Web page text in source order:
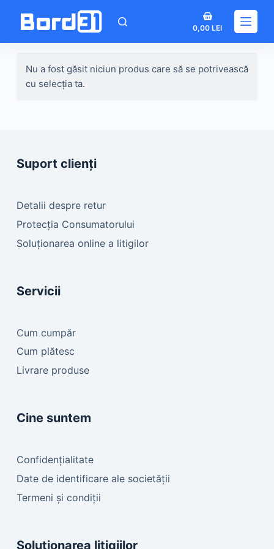
Coș
de
0,00LEI
Nu a fost găsit niciun produs care să se potrivească
cu selecția ta.
Suport clienți
Detalii despre retur
Protecția Consumatorului
Soluționarea online a litigilor
Servicii
Cum cumpăr
Cum plătesc
Livrare produse
Cine suntem
Confidențialitate
Date de identificare ale societății
Termeni și condiții
Soluționarea litigiilor